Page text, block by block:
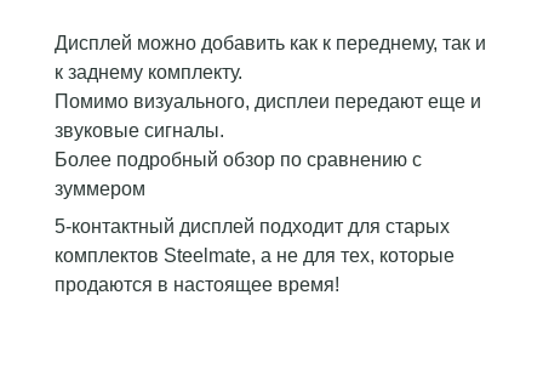
Дисплей можно добавить как к переднему, так и
к заднему комплекту.
Помимо визуального, дисплеи передают еще и
звуковые сигналы.
Более подробный обзор по сравнению с
зуммером
5-контактный дисплей подходит для старых
комплектов Steelmate, а не для тех, которые
продаются в настоящее время!
В корзину В